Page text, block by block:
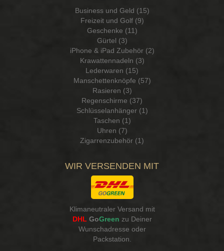
Business und Geld (15)
Freizeit und Golf (9)
Geschenke (11)
Gürtel (3)
iPhone & iPad Zubehör (2)
Krawattennadeln (3)
Lederwaren (15)
Manschettenknöpfe (57)
Rasieren (3)
Regenschirme (37)
Schlüsselanhänger (1)
Taschen (1)
Uhren (7)
Zigarrenzubehör (1)
WIR VERSENDEN MIT
Klimaneutraler Versand mit
DHL GoGreen zu Deiner
Wunschadresse oder
Packstation